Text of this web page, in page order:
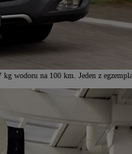
wodoru na 100 km. Jeden z